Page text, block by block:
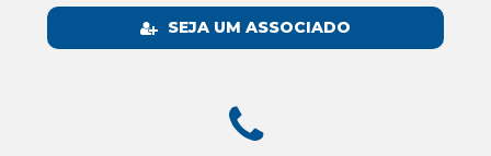
SEJA UM ASSOCIADO